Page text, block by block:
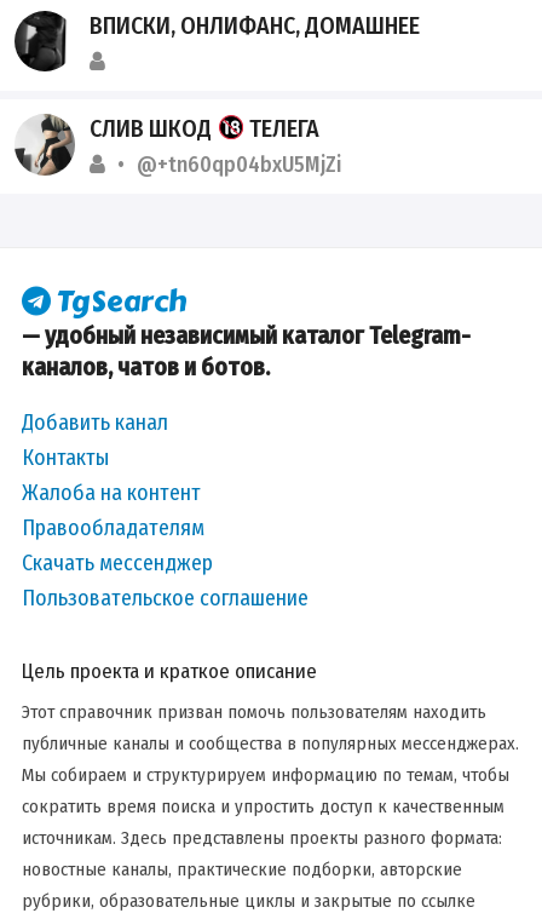
ВПИСКИ, ОНЛИФАНС, ДОМАШНЕЕ
СЛИВ ШКОД ТЕЛЕГА
@+tn60qp04bxU5MjZi
— удобный независимый каталог Telegram-
каналов, чатов и ботов.
Добавить канал
Контакты
Жалоба на контент
Правообладателям
Скачать мессенджер
Пользовательское соглашение
Цель проекта и краткое описание
Этот справочник призван помочь пользователям находить
публичные каналы и сообщества в популярных мессенджерах.
Мы собираем и структурируем информацию по темам, чтобы
сократить время поиска и упростить доступ к качественным
источникам. Здесь представлены проекты разного формата:
новостные каналы, практические подборки, авторские
рубрики, образовательные циклы и закрытые по ссылке